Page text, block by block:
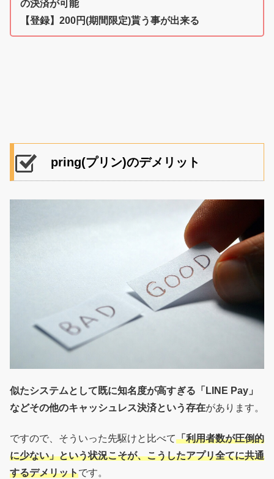
の決済が可能
【登録】200円(期間限定)貰う事が出来る
pring(プリン)のデメリット
似たシステムとして既に知名度が高すぎる「LINE Pay」
などその他のキャッシュレス決済という存在があります。
ですので、そういった先駆けと比べて「利用者数が圧倒的
に少ない」という状況こそが、こうしたアプリ全てに共通
するデメリットです。